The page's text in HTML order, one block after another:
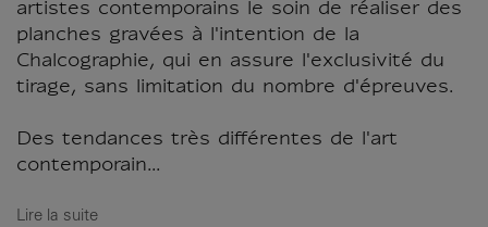
artistes contemporains le soin de réaliser des
planches gravées à l'intention de la
Chalcographie, qui en assure l'exclusivité du
tirage, sans limitation du nombre d'épreuves.
Des tendances très différentes de l'art
contemporain...
Lire la suite